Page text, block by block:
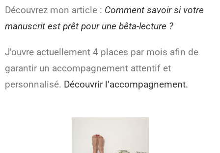
Découvrez mon article : Comment savoir si votre
manuscrit est prêt pour une bêta-lecture ?
J’ouvre actuellement 4 places par mois afin de
garantir un accompagnement attentif et
personnalisé. Découvrir l’accompagnement.